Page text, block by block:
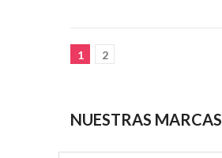
1 2
NUESTRAS MARCAS